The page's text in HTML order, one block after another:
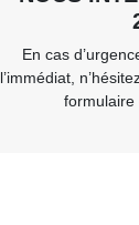
En cas
l’immédiat,
formulaire